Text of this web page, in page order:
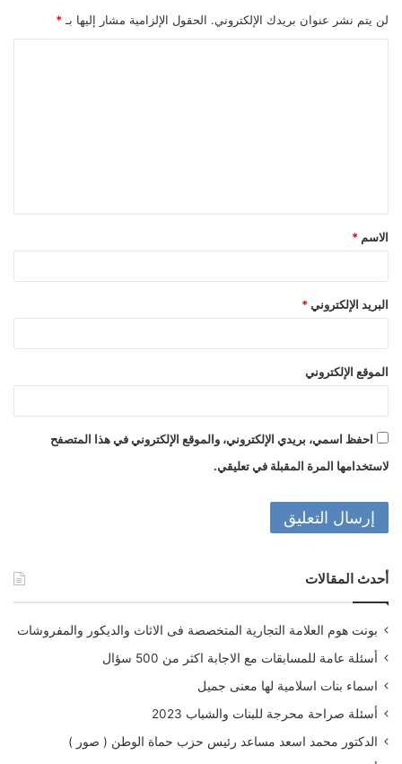
لن يتم نشر عنوان بريدك الإلكتروني. الحقول الإلزامية مشار إليها بـ *
ق
*
الاسم *
البريد الإلكتروني *
الموقع الإلكتروني
احفظ اسمي، بريدي الإلكتروني، والموقع الإلكتروني في هذا المتصفح
لاستخدامها المرة المقبلة في تعليقي.
أحدث المقالات
بونت هوم العلامة التجارية المتخصصة فى الاثاث والديكور والمفروشات
أسئلة عامة للمسابقات مع الاجابة اكثر من 500 سؤال
اسماء بنات اسلامية لها معنى جميل
أسئلة صراحة محرجة للبنات والشباب 2023
الدكتور محمد اسعد مساعد رئيس حزب حماة الوطن ( صور )